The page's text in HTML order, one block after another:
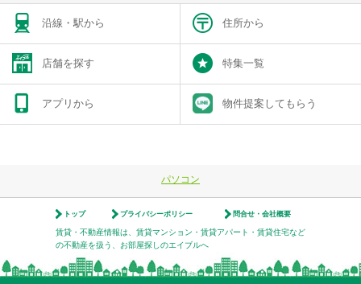
沿線・駅から 住所から
店舗を探す 特集一覧
アプリから 物件提案してもらう
パソコン
トップ プライバシーポリシー 問合せ・会社概要
賃貸・不動産情報は、賃貸マンション・賃貸アパート・賃貸住宅など
の不動産を扱う、お部屋探しのエイブルへ